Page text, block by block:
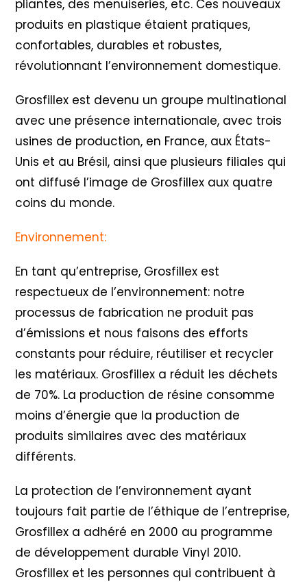
pliantes, des menuiseries, etc. Ces nouveaux
produits en plastique étaient pratiques,
confortables, durables et robustes,
révolutionnant l’environnement domestique.
Grosfillex est devenu un groupe multinational
avec une présence internationale, avec trois
usines de production, en France, aux États-
Unis et au Brésil, ainsi que plusieurs filiales qui
ont diffusé l’image de Grosfillex aux quatre
coins du monde.
Environnement:
En tant qu’entreprise, Grosfillex est
respectueux de l’environnement: notre
processus de fabrication ne produit pas
d’émissions et nous faisons des efforts
constants pour réduire, réutiliser et recycler
les matériaux. Grosfillex a réduit les déchets
de 70%. La production de résine consomme
moins d’énergie que la production de
produits similaires avec des matériaux
différents.
La protection de l’environnement ayant
toujours fait partie de l’éthique de l’entreprise,
Grosfillex a adhéré en 2000 au programme
de développement durable Vinyl 2010.
Grosfillex et les personnes qui contribuent à